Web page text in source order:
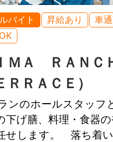
バイト 昇給あり
車
ＭＡ ＲＡＮＣ
ＲＡＣＥ）
ンのホールスタッフ
げ膳、料理・食器
せします。 落ち着